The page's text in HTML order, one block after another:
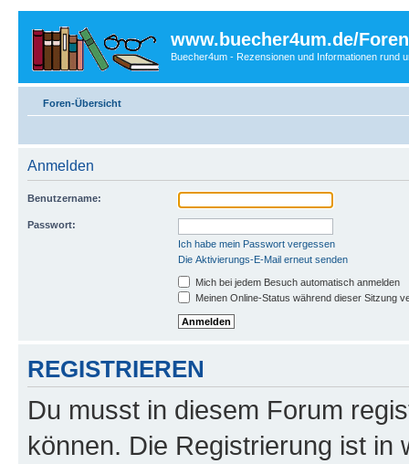
www.buecher4um.de/Foren
Buecher4um - Rezensionen und Informationen rund
Foren-Übersicht
Anmelden
Benutzername:
Passwort:
Ich habe mein Passwort vergessen
Die Aktivierungs-E-Mail erneut senden
Mich bei jedem Besuch automatisch anmelden
Meinen Online-Status während dieser Sitzung
REGISTRIEREN
Du musst in diesem Forum
können. Die Registrierung ist in